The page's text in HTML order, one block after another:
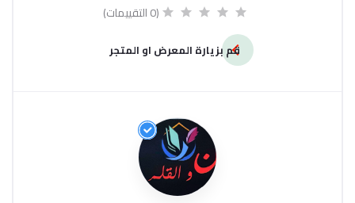
(0 التقييمات)
قم بزيارة المعرض او المتجر